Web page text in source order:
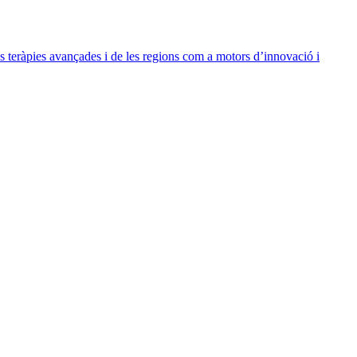
avançades i de les regions com a motors d’innovació i